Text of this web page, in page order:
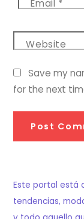
Email *
Website
Save my
for the next
Este portal está
tendencias,